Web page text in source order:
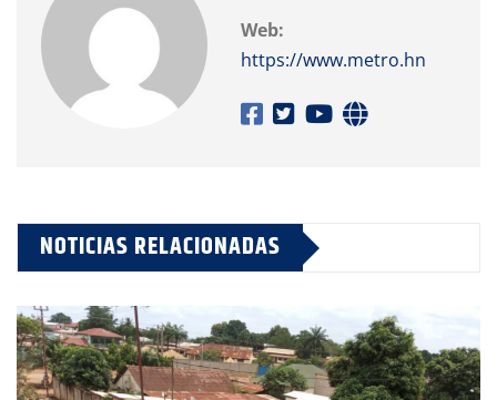
Web:
https://www.metro.hn
NOTICIAS RELACIONADAS